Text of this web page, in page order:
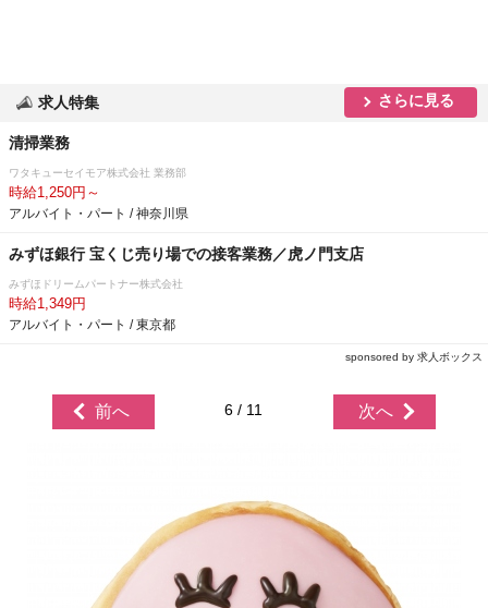
求人特集 さらに見る
清掃業務
ワタキューセイモア株式会社 業務部
時給1,250円～
アルバイト・パート / 神奈川県
みずほ銀行 宝くじ売り場での接客業務／虎ノ門支店
みずほドリームパートナー株式会社
時給1,349円
アルバイト・パート / 東京都
sponsored by 求人ボックス
前へ 6 / 11 次へ